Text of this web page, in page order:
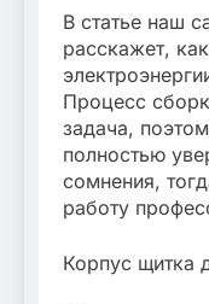
В статье наш
расскажет,
Процесс
задача,
полностью
сомнения,
работу
Корпус щитка